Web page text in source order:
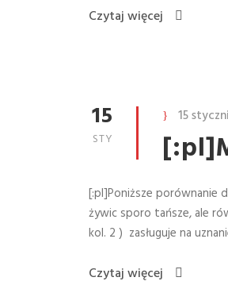
Czytaj więcej
15
STY
15
[:pl]Poniższe porównanie
żywic sporo tańsze, ale
kol. 2 ) zasługuje na
Czytaj więcej